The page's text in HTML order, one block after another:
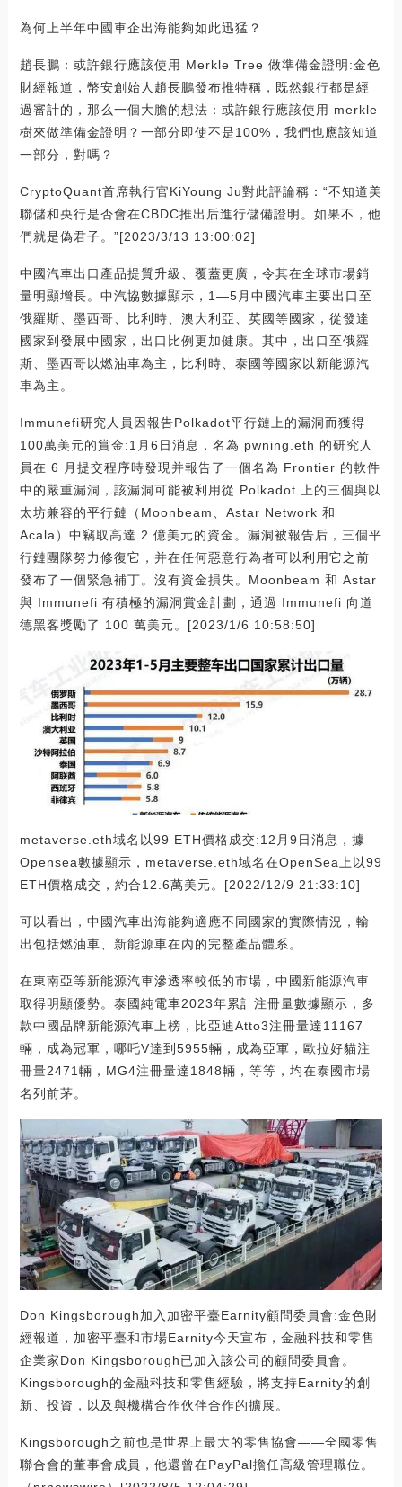
為何上半年中國車企出海能夠如此迅猛？
趙長鵬：或許銀行應該使用 Merkle Tree 做準備金證明:金色
財經報道，幣安創始人趙長鵬發布推特稱，既然銀行都是經
過審計的，那么一個大膽的想法：或許銀行應該使用 merkle
樹來做準備金證明？一部分即使不是100%，我們也應該知道
一部分，對嗎？
CryptoQuant首席執行官KiYoung Ju對此評論稱：“不知道美
聯儲和央行是否會在CBDC推出后進行儲備證明。如果不，他
們就是偽君子。”[2023/3/13 13:00:02]
中國汽車出口產品提質升級、覆蓋更廣，令其在全球市場銷
量明顯增長。中汽協數據顯示，1—5月中國汽車主要出口至
俄羅斯、墨西哥、比利時、澳大利亞、英國等國家，從發達
國家到發展中國家，出口比例更加健康。其中，出口至俄羅
斯、墨西哥以燃油車為主，比利時、泰國等國家以新能源汽
車為主。
Immunefi研究人員因報告Polkadot平行鏈上的漏洞而獲得
100萬美元的賞金:1月6日消息，名為 pwning.eth 的研究人
員在 6 月提交程序時發現并報告了一個名為 Frontier 的軟件
中的嚴重漏洞，該漏洞可能被利用從 Polkadot 上的三個與以
太坊兼容的平行鏈（Moonbeam、Astar Network 和
Acala）中竊取高達 2 億美元的資金。漏洞被報告后，三個平
行鏈團隊努力修復它，并在任何惡意行為者可以利用它之前
發布了一個緊急補丁。沒有資金損失。Moonbeam 和 Astar
與 Immunefi 有積極的漏洞賞金計劃，通過 Immunefi 向道
德黑客獎勵了 100 萬美元。[2023/1/6 10:58:50]
metaverse.eth域名以99 ETH價格成交:12月9日消息，據
Opensea數據顯示，metaverse.eth域名在OpenSea上以99
ETH價格成交，約合12.6萬美元。[2022/12/9 21:33:10]
可以看出，中國汽車出海能夠適應不同國家的實際情況，輸
出包括燃油車、新能源車在內的完整產品體系。
在東南亞等新能源汽車滲透率較低的市場，中國新能源汽車
取得明顯優勢。泰國純電車2023年累計注冊量數據顯示，多
款中國品牌新能源汽車上榜，比亞迪Atto3注冊量達11167
輛，成為冠軍，哪吒V達到5955輛，成為亞軍，歐拉好貓注
冊量2471輛，MG4注冊量達1848輛，等等，均在泰國市場
名列前茅。
Don Kingsborough加入加密平臺Earnity顧問委員會:金色財
經報道，加密平臺和市場Earnity今天宣布，金融科技和零售
企業家Don Kingsborough已加入該公司的顧問委員會。
Kingsborough的金融科技和零售經驗，將支持Earnity的創
新、投資，以及與機構合作伙伴合作的擴展。
Kingsborough之前也是世界上最大的零售協會——全國零售
聯合會的董事會成員，他還曾在PayPal擔任高級管理職位。